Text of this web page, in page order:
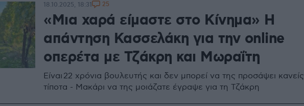
«Μια χαρά είμαστε στο Κίνημα» Η
απάντηση Κασσελάκη για την online
οπερέτα με Τζάκρη και Μωραΐτη
Είναι 22 χρόνια βουλευτής και δεν μπορεί να της προσάψει κανείς
τίποτα - Μακάρι να της μοιάζατε έγραψε για τη Τζάκρη
18.10.2025, 18:31 25